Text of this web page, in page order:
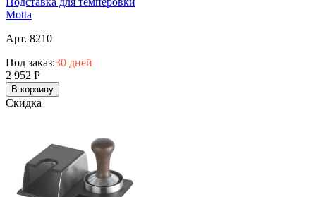
Motta
Арт. 8210
Под заказ:30 дней
2 952 Р
В корзину
Скидка